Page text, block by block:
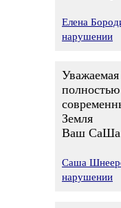
Елена
нарушении
Земля
Ваш СаШа
Саша
нарушении